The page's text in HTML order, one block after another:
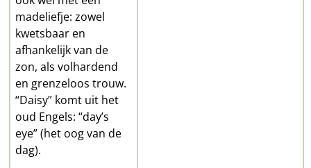
madeliefje: zowel
kwetsbaar en
afhankelijk van de
zon, als volhardend
en grenzeloos trouw.
“Daisy” komt uit het
oud Engels: “day’s
eye” (het oog van de
dag).